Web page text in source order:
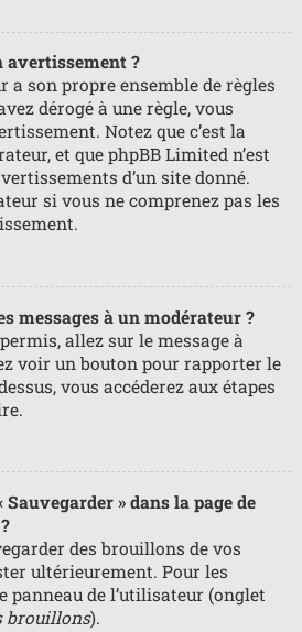
avertissement ?
a son propre ensemble de règles
dérogé à une règle, vous
Notez que c’est la
et que phpBB Limited n’est
d’un site donné.
si vous ne comprenez pas les
messages à un modérateur ?
allez sur le message à
voir un bouton pour rapporter le
vous accéderez aux étapes
» dans la page de
des brouillons de vos
ultérieurement. Pour les
panneau de l’utilisateur (onglet
brouillons).